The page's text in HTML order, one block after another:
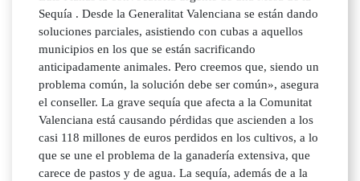
Sequía . Desde la Generalitat Valenciana se están dando
soluciones parciales, asistiendo con cubas a aquellos
municipios en los que se están sacrificando
anticipadamente animales. Pero creemos que, siendo un
problema común, la solución debe ser común», asegura
el conseller. La grave sequía que afecta a la Comunitat
Valenciana está causando pérdidas que ascienden a los
casi 118 millones de euros perdidos en los cultivos, a lo
que se une el problema de la ganadería extensiva, que
carece de pastos y de agua. La sequía, además de a la